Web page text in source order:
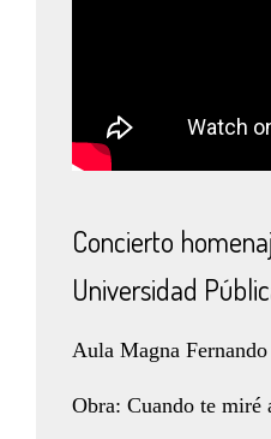
Concierto
Universidad
Aula Magna Fernando
Obra: Cuando te miré